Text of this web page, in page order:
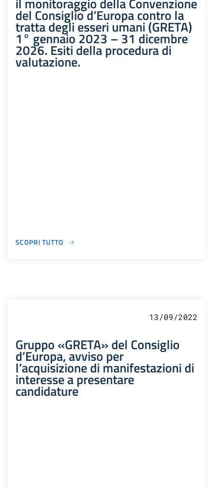
del Consiglio d’Europa contro la
tratta degli esseri umani (GRETA)
1° gennaio 2023 – 31 dicembre
2026. Esiti della procedura di
valutazione.
SCOPRI TUTTO
13/09/2022
Gruppo «GRETA» del Consiglio
d’Europa, avviso per
l’acquisizione di manifestazioni di
interesse a presentare
candidature